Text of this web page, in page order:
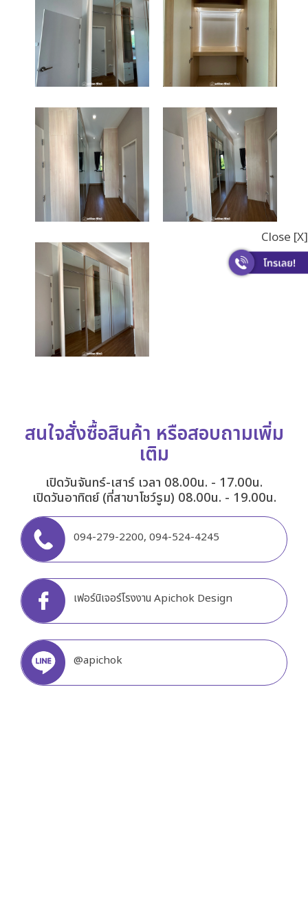
สนใจสั่งซื้อสินค้า หรือสอบถามเพิ่ม
เติม
เปิดวันจันทร์-เสาร์ เวลา 08.00น. - 17.00น.
เปิดวันอาทิตย์ (ที่สาขาโชว์รูม) 08.00น. - 19.00น.
094-279-2200, 094-524-4245
เฟอร์นิเจอร์โรงงาน Apichok Design
@apichok
Close [X]